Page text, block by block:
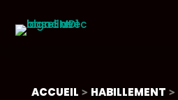
ACCUEIL > HABILLEMENT >